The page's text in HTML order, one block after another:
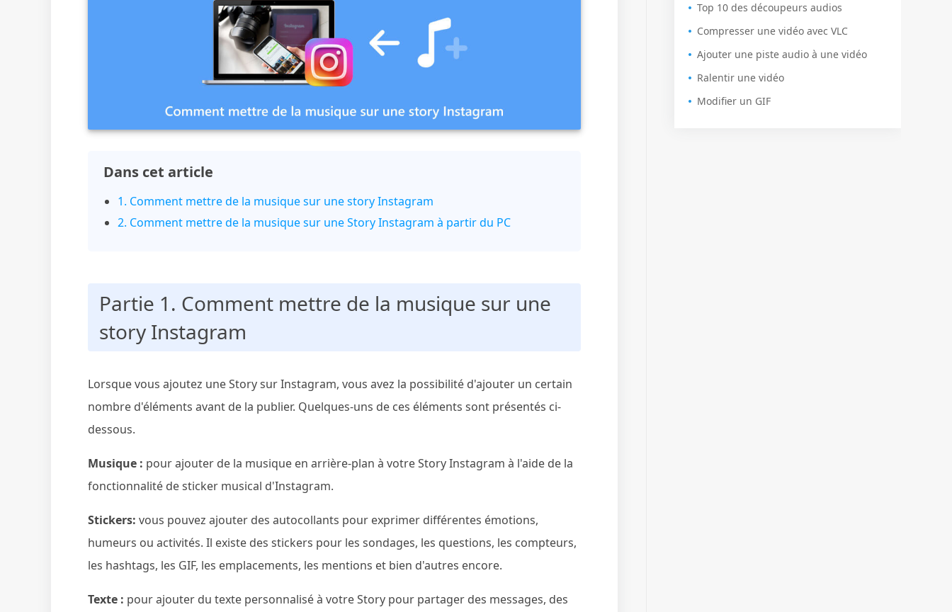
Dans cet article
1. Comment mettre de la musique sur une story Instagram
2. Comment mettre de la musique sur une Story Instagram à partir du PC
Partie 1. Comment mettre de la musique sur une
story Instagram
Lorsque vous ajoutez une Story sur Instagram, vous avez la possibilité d'ajouter un certain
nombre d'éléments avant de la publier. Quelques-uns de ces éléments sont présentés ci-
dessous.
Musique : pour ajouter de la musique en arrière-plan à votre Story Instagram à l'aide de la
fonctionnalité de sticker musical d'Instagram.
Stickers: vous pouvez ajouter des autocollants pour exprimer différentes émotions,
humeurs ou activités. Il existe des stickers pour les sondages, les questions, les compteurs,
les hashtags, les GIF, les emplacements, les mentions et bien d'autres encore.
Texte : pour ajouter du texte personnalisé à votre Story pour partager des messages, des
Top 10 des découpeurs audios
Compresser une vidéo avec VLC
Ajouter une piste audio à une vidéo
Ralentir une vidéo
Modifier un GIF